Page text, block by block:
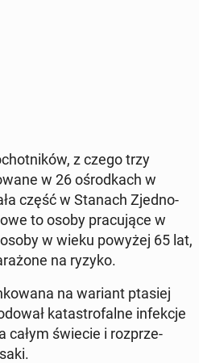
z czego trzy
w 26 ośrod­kach w
część w Stanach Zjed­no­
to osoby pra­cu­ją­ce w
w wieku powyżej 65 lat,
na ryzyko.
na wariant ptasiej
ka­ta­stro­fal­ne in­fek­cje
całym świecie i roz­prze­